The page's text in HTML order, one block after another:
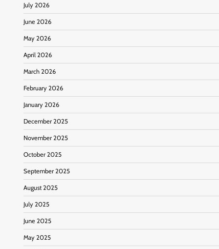
July 2026
June 2026
May 2026
April 2026
March 2026
February 2026
January 2026
December 2025
November 2025
October 2025
September 2025
August 2025
July 2025
June 2025
May 2025